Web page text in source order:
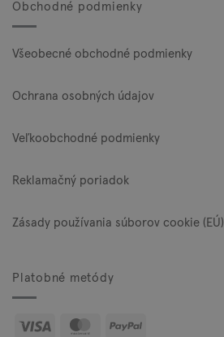
Obchodné podmienky
Všeobecné obchodné podmienky
Ochrana osobných údajov
Veľkoobchodné podmienky
Reklamačný poriadok
Zásady používania súborov cookie (EÚ)
Platobné metódy
Visa MasterCardPayPal